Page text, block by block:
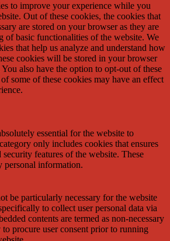
to improve your experience while you
Out of these cookies, the cookies that
are stored on your browser as they are
of basic functionalities of the website. We
that help us analyze and understand how
cookies will be stored in your browser
also have the option to opt-out of these
some of these cookies may have an effect
essential for the website to
only includes cookies that ensures
features of the website. These
personal information.
be particularly necessary for the website
to collect user personal data via
contents are termed as non-necessary
procure user consent prior to running